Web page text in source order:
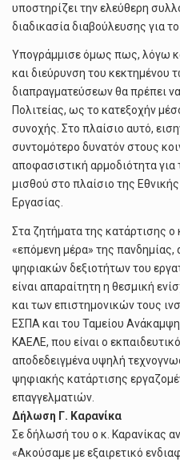
υποστηρίζει την ελεύθερη
διαδικασία διαβούλευσης για
Υπογράμμισε όμως πως, λόγω
και διεύρυνση του κεκτημένου
διαπραγματεύσεων θα πρέπει
Πολιτείας, ως το κατεξοχήν
συνοχής. Στο πλαίσιο αυτό,
συντομότερο δυνατόν στους
αποφασιστική αρμοδιότητα
μισθού στο πλαίσιο της
Εργασίας.
Στα ζητήματα της κατάρτισης ο
«επόμενη μέρα» της πανδημίας,
ψηφιακών δεξιοτήτων του
είναι απαραίτητη η θεσμική
και των επιστημονικών τους
ΕΣΠΑ και του Ταμείου
ΚΑΕΛΕ, που είναι ο
αποδεδειγμένα υψηλή
ψηφιακής κατάρτισης
επαγγελματιών.
Δήλωση Γ. Καρανίκα
Σε δήλωσή του ο κ. Καρανίκας
«Ακούσαμε με εξαιρετικό